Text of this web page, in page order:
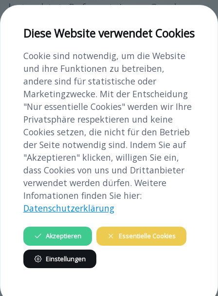
betrachtet. Referent: Josua Camhy
(pädagogische*r Mitarbeiter*in KZ-
Gedenkstätte Melk) Treffpunkt:
Bahnhof Melk (an der Nordseite des
Bahnhofs – beim Haupteingang)
Anmeldung unbedingt erforderlich
unter: education@mauthausen-
memorial.org 07238/2269-10 Achtung:
begrenzte Teilnehmer*innenzahl! Dem
Wetter entsprechende Kleidung und
festes Schuhwerk!
Termindetails
Diese Website verwendet Cookies
Cookie sind notwendig, um die Website
und ihre Funktionen zu betreiben,
andere sind für statistische oder
Marketingzwecke. Mit der Entscheidung
"Nur essentielle Cookies" werden wir Ihre
Privatsphäre respektieren und keine
Cookies setzen, die nicht für den Betrieb
der Seite notwendig sind. Indem Sie auf
"Akzeptieren" klicken, willigen Sie ein,
dass Cookies von uns und Drittanbieter
verwendet werden dürfen. Weitere
Infomationen finden Sie hier:
Datenschutzerklärung
Akzeptieren Essentielle Cookies
Einstellungen